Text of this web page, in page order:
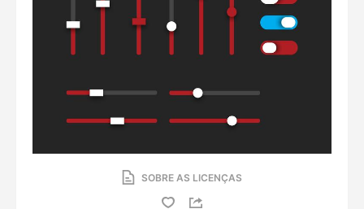
SOBRE AS LICENÇAS